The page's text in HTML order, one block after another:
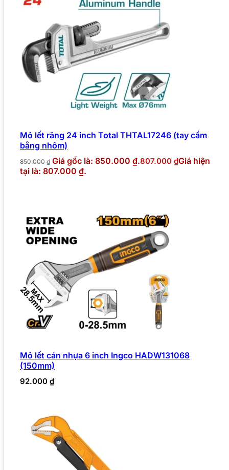
Mỏ lết răng 24 inch Total THTAL17246 (tay cầm
bằng nhôm)
850.000₫ Giá gốc là: 850.000 ₫.807.000 ₫Giá hiện
tại là: 807.000 ₫.
Mỏ lết cán nhựa 6 inch Ingco HADW131068
(150mm)
92.000 ₫